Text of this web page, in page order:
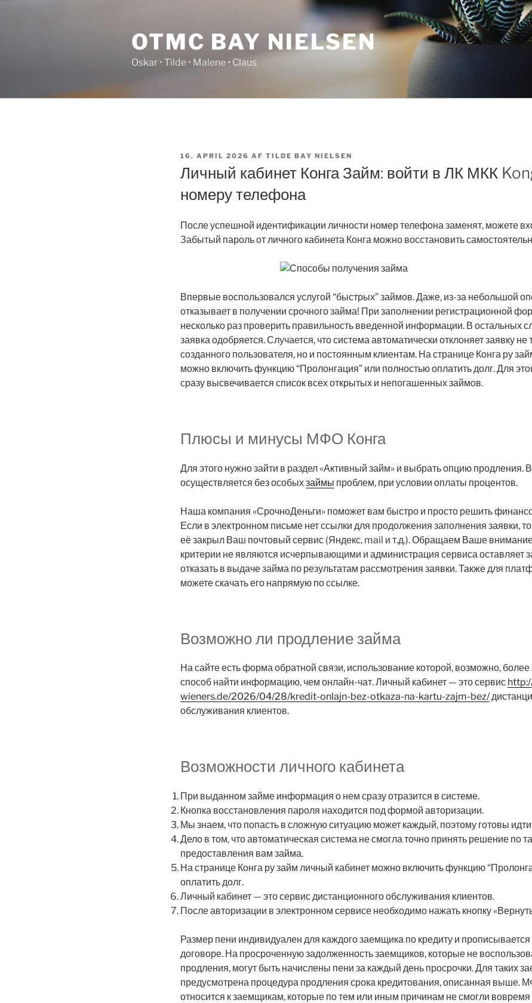
OTMC BAY NIELSEN
Oskar • Tilde • Malene • Claus
UDGIVET
16. APRIL 2026 AF TILDE BAY NIELSEN
Личный кабинет Конга Займ: войти в ЛК МКК
номеру телефона
После успешной идентификации личности номер телефона заменят, можете
Забытый пароль от личного кабинета Конга можно восстановить
Впервые воспользовался услугой “быстрых” займов. Даже, из-за небольшой
отказывает в получении срочного займа! При заполнении регистрационной
несколько раз проверить правильность введенной информации. В остальных
заявка одобряется. Случается, что система автоматически отклоняет заявку не
созданного пользователя, но и постоянным клиентам. На странице Конга ру
можно включить функцию “Пролонгация” или полностью оплатить долг. Для
сразу высвечивается список всех открытых и непогашенных займов.
Плюсы и минусы МФО Конга
Для этого нужно зайти в раздел «Активный займ» и выбрать опцию продления.
осуществляется без особыхзаймы проблем, при условии оплаты процентов.
Наша компания «СрочноДеньги» поможет вам быстро и просто решить
Если в электронном письме нет ссылки для продолжения заполнения заявки,
её закрыл Ваш почтовый сервис (Яндекс, mail и т.д.). Обращаем Ваше
критерии не являются исчерпывающими и администрация сервиса оставляет
отказать в выдаче займа по результатам рассмотрения заявки. Также для
можете скачать его напрямую по ссылке.
Возможно ли продление займа
На сайте есть форма обратной связи, использование которой, возможно,
способ найти информацию, чем онлайн-чат. Личный кабинет — это сервис
wieners.de/2026/04/28/kredit-onlajn-bez-otkaza-na-kartu-zajm-bez/
обслуживания клиентов.
Возможности личного кабинета
При выданном займе информация о нем сразу отразится в системе.
Кнопка восстановления пароля находится под формой авторизации.
Мы знаем, что попасть в сложную ситуацию может каждый, поэтому готовы идти
Дело в том, что автоматическая система не смогла точно принять решение по
предоставления вам займа.
На странице Конга ру займ личный кабинет можно включить функцию
оплатить долг.
Личный кабинет — это сервис дистанционного обслуживания клиентов.
После авторизации в электронном сервисе необходимо нажать кнопку
Размер пени индивидуален для каждого заемщика по кредиту и
договоре. На просроченную задолженность заемщиков, которые не
продления, могут быть начислены пени за каждый день просрочки. Для таких
предусмотрена процедура продления срока кредитования, описанная выше.
относится к заемщикам, которые по тем или иным причинам не смогли вовремя